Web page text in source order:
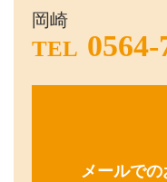
岡崎
TEL 0564-
メールで